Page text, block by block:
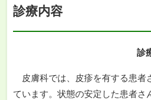
診療内容
診
皮膚科では、皮疹を有する患者
ています。状態の安定した患者さ